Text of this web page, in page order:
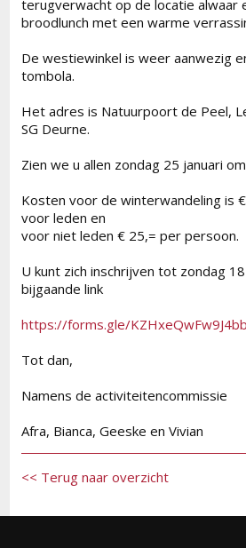
terugverwacht op de locatie alwaar
broodlunch met een warme
De westiewinkel is weer aanwezig
tombola.
Het adres is Natuurpoort de Peel,
SG Deurne.
Zien we u allen zondag 25 januari
Kosten voor de winterwandeling is
voor leden en
voor niet leden € 25,= per persoon.
U kunt zich inschrijven tot zondag
bijgaande link
https://forms.gle/
Tot dan,
Namens de activiteitencommissie
Afra, Bianca, Geeske en Vivian
<< Terug naar overzicht